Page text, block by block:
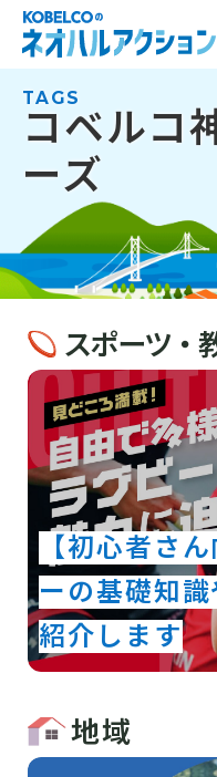
TAGS
コベルコ
ーズ
スポーツ・
【初心者さ
ーの基礎知
紹介します
地域